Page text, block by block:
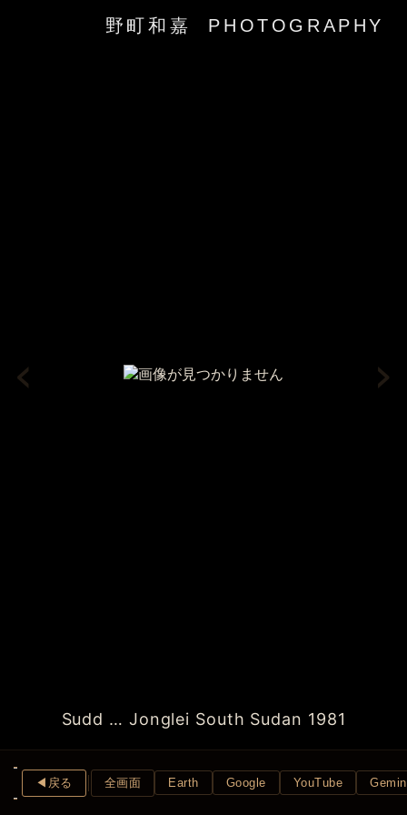
野町和嘉 PHOTOGRAPHY
‹
Sudd … Jonglei South Sudan 1981
›
◀︎戻る 全画面 Earth Google YouTube